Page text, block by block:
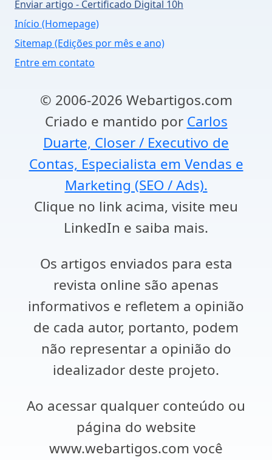
Enviar artigo - Certificado Digital 10h
Início (Homepage)
Sitemap (Edições por mês e ano)
Entre em contato
© 2006-2026 Webartigos.com
Criado e mantido por Carlos
Duarte, Closer / Executivo de
Contas, Especialista em Vendas e
Marketing (SEO / Ads).
Clique no link acima, visite meu
LinkedIn e saiba mais.
Os artigos enviados para esta
revista online são apenas
informativos e refletem a opinião
de cada autor, portanto, podem
não representar a opinião do
idealizador deste projeto.
Ao acessar qualquer conteúdo ou
página do website
www.webartigos.com você